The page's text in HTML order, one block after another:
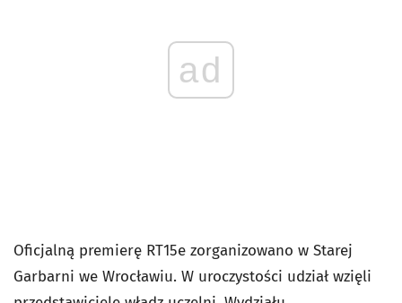
ad
Oficjalną premierę RT15e zorganizowano w Starej
Garbarni we Wrocławiu. W uroczystości udział wzięli